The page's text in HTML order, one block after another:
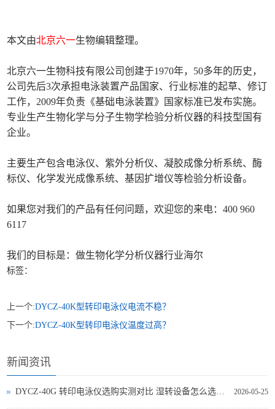
本文由北京六一生物编辑整理。
北京六一生物科技有限公司创建于1970年，50多年的历史，
公司先后3次承担电泳装置产品国家、行业标准的起草、修订
工作，2009年负责《基础电泳装置》国家标准已发布实施。
专业生产生物化学与分子生物学检验分析仪器的科技型国有
企业。
主要生产包含电泳仪、紫外分析仪、凝胶成像分析系统、酶
标仪、化学发光成像系统、基因扩增仪等检验分析设备。
如果您对我们的产品有任何问题，欢迎您的来电：400 960
6117
我们的目标是：做生物化学分析仪器行业海尔
标签：
上一个:DYCZ-40K型转印电泳仪电流不稳？
下一个:DYCZ-40K型转印电泳仪温度过高？
新闻资讯
2026-05-25
DYCZ-40G 转印电泳仪选购实测对比 湿转设备怎么选不踩坑